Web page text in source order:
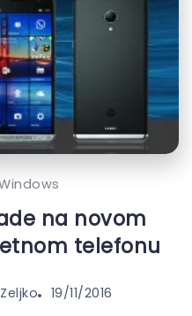
na novom
telefonu
19/11/2016